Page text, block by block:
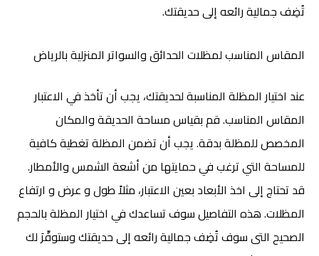
تُضِف جمالية رائعه إلى حديقتك.
المقاس المناسب لمظلات الحدائق والسواتر المنزلية بالرياض
عند اختيار المظلة المناسبة لحديقتك، يجب أن تأخذ في الاعتبار
المقاس المناسب. قم بقياس مساحة الحديقة والمكان
المخصص للمظلة بدقة. يجب أن تضمن المظلة تغطية كافية
للمساحة التي ترغب في حمايتها من أشعة الشمس والأمطار.
قد تحتاج إلى اخذ الأبعاد بعين الاعتبار، مثلاً طول و عرض و ارتفاع
المظلات. هذه التفاصيل سوف تساعدك في اختيار المظلة بالحجم
الصحيح التى سوف تُضِف جمالية رائعه إلى حديقتك وستوفِّرَ لك